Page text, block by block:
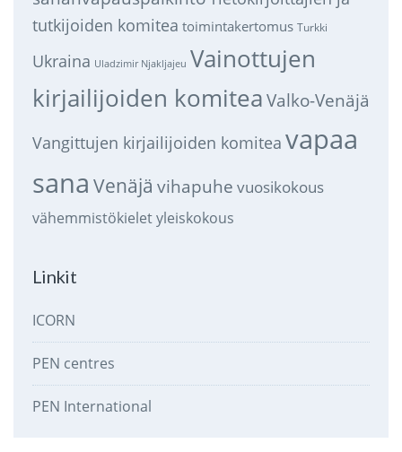
tutkijoiden komitea toimintakertomus Turkki
Ukraina Uladzimir Njakljajeu Vainottujen
kirjailijoiden komitea Valko-Venäjä
Vangittujen kirjailijoiden komitea vapaa
sana Venäjä vihapuhe vuosikokous
vähemmistökieletyleiskokous
Linkit
ICORN
PEN centres
PEN International